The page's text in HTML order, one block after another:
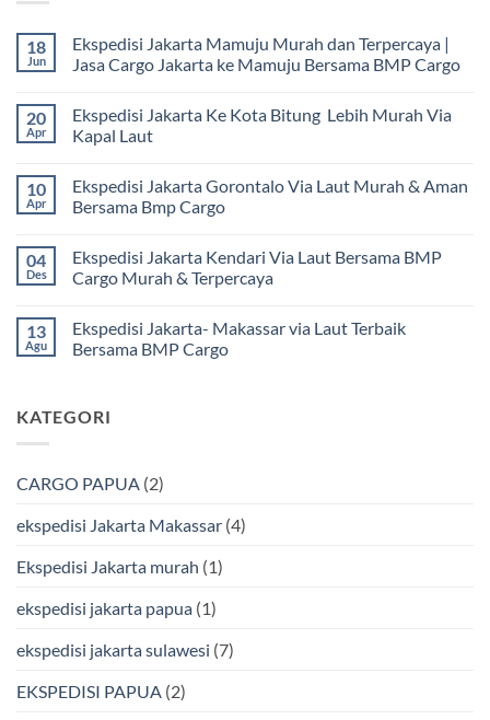
18
Jun
Ekspedisi Jakarta Mamuju Murah dan Terpercaya |
Jasa Cargo Jakarta ke Mamuju Bersama BMP Cargo
komentar
pada
Ekspedisi
Murah
dan
Terpercaya
Cargo
Jakarta
ke
BMP
Cargo
20
Apr
Ekspedisi Jakarta Ke Kota Bitung Lebih Murah Via
Kapal Laut
komentar
pada
Ekspedisi
Kota
Bitung
Lebih
Kapal
Laut
10
Apr
Ekspedisi Jakarta Gorontalo Via Laut Murah & Aman
Bersama Bmp Cargo
komentar
pada
Ekspedisi
Via
Laut
Murah
Bmp
Cargo
04
Des
Ekspedisi Jakarta Kendari Via Laut Bersama BMP
Cargo Murah & Terpercaya
komentar
pada
Ekspedisi
Laut
Bersama
&
13
Agu
Ekspedisi Jakarta- Makassar via Laut Terbaik
Bersama BMP Cargo
pada
Ekspedisi
Laut
BMP
KATEGORI
CARGO PAPUA (2)
ekspedisi Jakarta Makassar (4)
Ekspedisi Jakarta murah (1)
ekspedisi jakarta papua (1)
ekspedisi jakarta sulawesi (7)
EKSPEDISI PAPUA (2)